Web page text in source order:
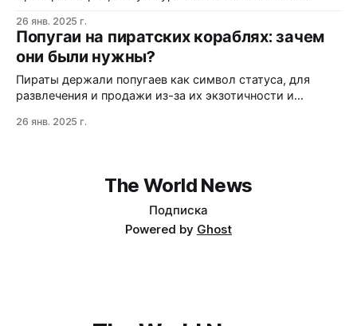
26 янв. 2025 г.
Попугаи на пиратских кораблях: зачем
они были нужны?
Пираты держали попугаев как символ статуса, для
развлечения и продажи из-за их экзотичности и
26 янв. 2025 г.
The World News
Подписка
Powered by Ghost